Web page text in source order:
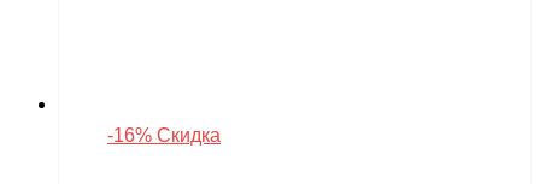
-16% Скидка